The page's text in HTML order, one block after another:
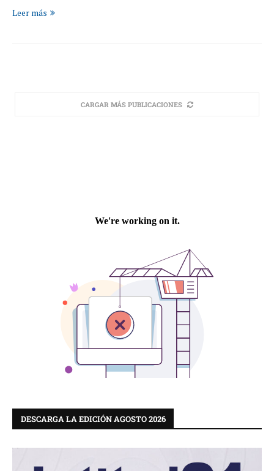
Leer más
CARGAR MÁS PUBLICACIONES
DESCARGA LA EDICIÓN AGOSTO 2026